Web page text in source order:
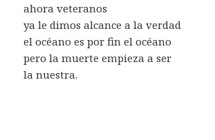
ahora veteranos
ya le dimos alcance a la verdad
el océano es por fin el océano
pero la muerte empieza a ser
la nuestra.